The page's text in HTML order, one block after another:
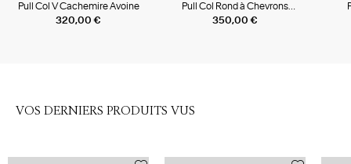
320,00 €
Pull Col V Cachemire Avoine
350,00 €
Pull Col Rond à Chevrons
Cachemire Avoine
VOS DERNIERS PRODUITS VUS